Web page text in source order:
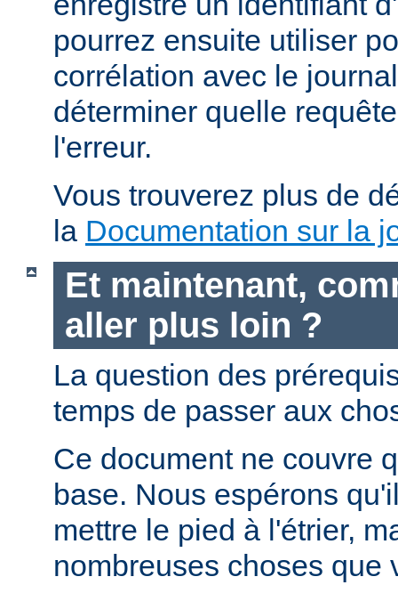
pourrez ensuite utiliser
corrélation avec le
déterminer quelle
l'erreur.
Vous trouverez plus de
la Documentation sur la
Et maintenant,
aller plus loin ?
La question des
temps de passer aux
Ce document ne couvre
base. Nous espérons
mettre le pied à l'étrier,
nombreuses choses que